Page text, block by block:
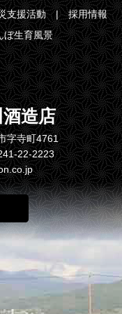
支援活動
採用情報
ぼ生育風景
造店
字寺町4761
22-2223